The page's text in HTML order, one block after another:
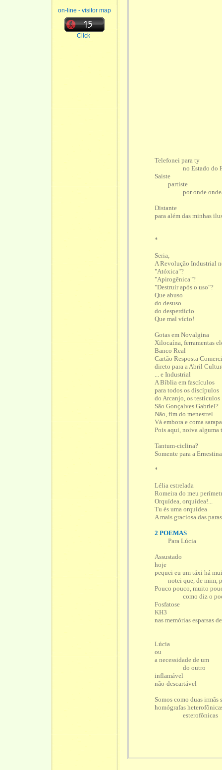
on-line - visitor map
Click
Telefonei para ty
no Estado do Rio
Saiste
partiste
por onde
Distante
para além das minhas
*
Seria,
A Revolução Industrial
"Atóxica"?
"Apirogênica"?
"Destruir após o uso"?
Que abuso
do desuso
do desperdício
Que mal vício!
Gotas em Novalgina
Xilocaína, ferramentas
Banco Real
Cartão Resposta
direto para a Abril
... e Industrial
A Bíblia em fascículos
para todos os discípulos
do Arcanjo, os testículos
São Gonçalves Gabriel?
Não, fim do menestrel
Vá embora e coma
Pois aqui, noiva alguma
Tantum-ciclina?
Somente para a
*
Lélia estrelada
Romeira do meu
Orquídea, orquídea!...
Tu és uma orquídea
A mais graciosa das
2 POEMAS
Para Lúcia
Assustado
hoje
pequei eu um táxi há
notei que, de mim,
Pouco pouco, muito
como diz o
Fosfatose
KH3
nas memórias esparsas
Lúcia
ou
a necessidade de um
do outro
inflamável
não-descartável
Somos como duas irmãs
homógrafas
esterofônicas